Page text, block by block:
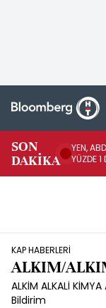
SON
DAKİKA
YEN,
YÜZDE 1
KAP HABERLERİ
ALKIM/
ALKİM ALKALİ
Bildirim